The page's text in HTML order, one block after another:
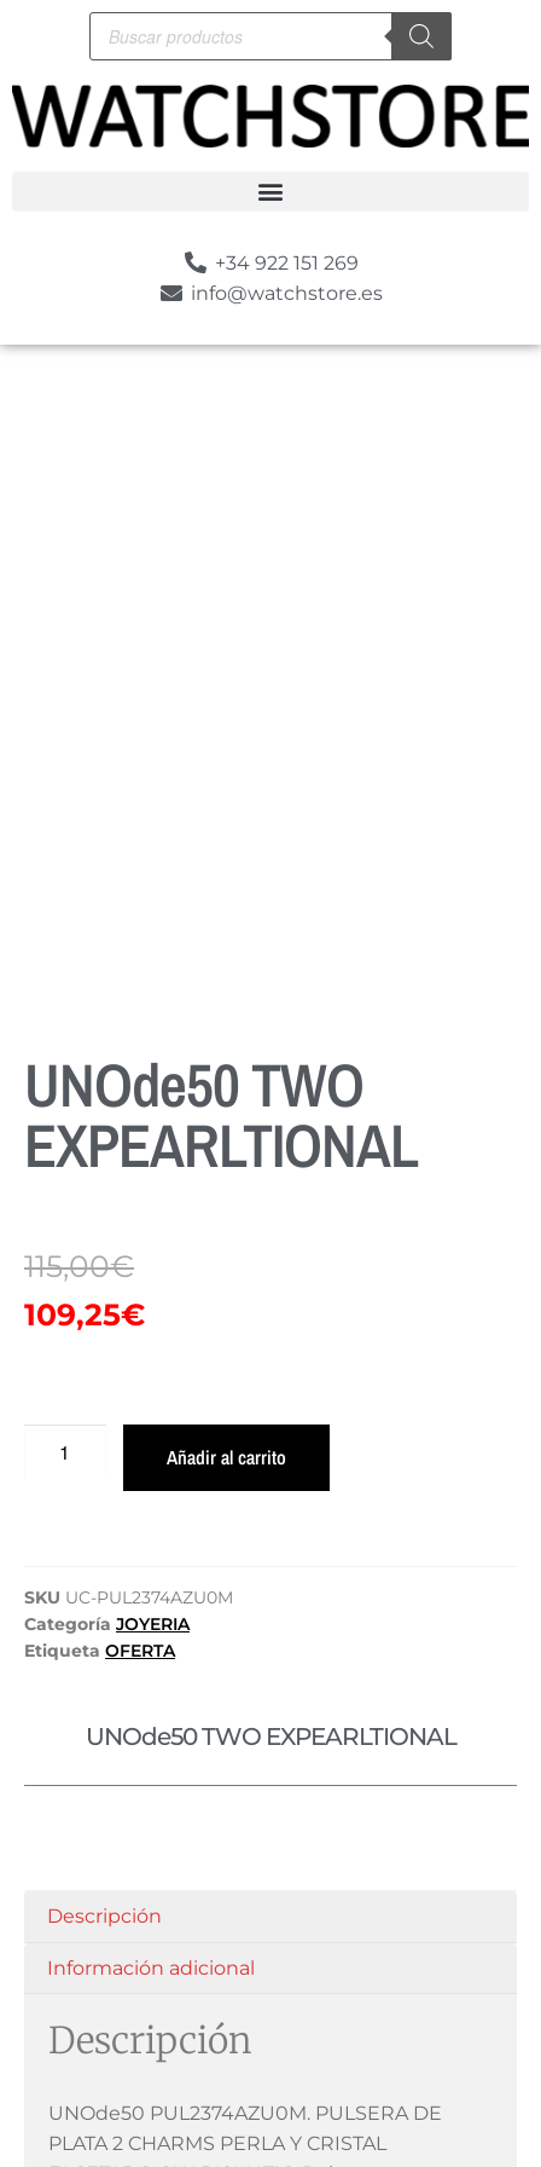
+34 922 151 269
info@watchstore.es
UNOde50 TWO
EXPEARLTIONAL
115,00€
109,25€
Añadir al carrito
SKU UC-PUL2374AZU0M
Categoría JOYERIA
Etiqueta OFERTA
UNOde50 TWO EXPEARLTIONAL
Descripción
Información adicional
Descripción
UNOde50 PUL2374AZU0M. PULSERA DE
PLATA 2 CHARMS PERLA Y CRISTAL